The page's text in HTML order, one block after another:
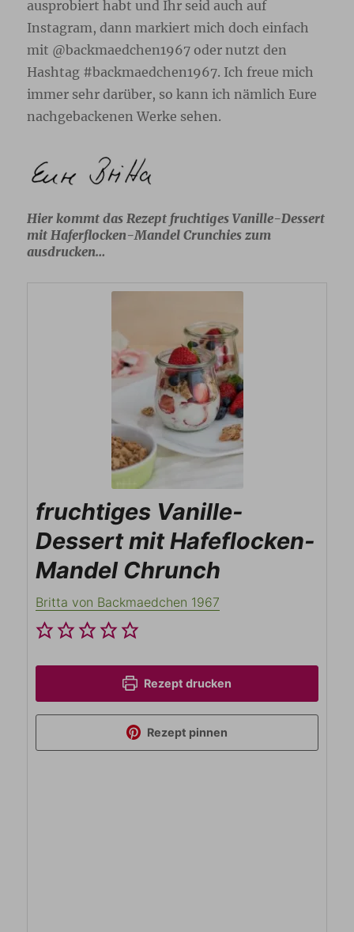
ausprobiert habt und Ihr seid auch auf
Instagram, dann markiert mich doch einfach
mit @backmaedchen1967 oder nutzt den
Hashtag #backmaedchen1967. Ich freue mich
immer sehr darüber, so kann ich nämlich Eure
nachgebackenen Werke sehen.
Hier kommt das Rezept fruchtiges Vanille-Dessert
mit Haferflocken-Mandel Crunchies zum
ausdrucken…
fruchtiges Vanille-
Dessert mit Hafeflocken-
Mandel Chrunch
Britta von Backmaedchen 1967
Rezept drucken
Rezept pinnen